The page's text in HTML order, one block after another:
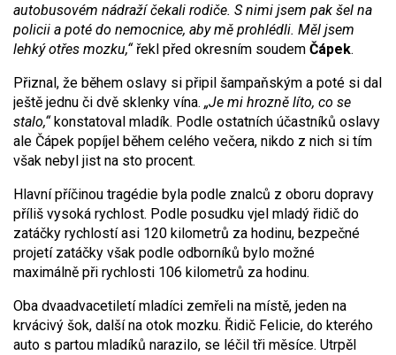
autobusovém nádraží čekali rodiče. S nimi jsem pak šel na
policii a poté do nemocnice, aby mě prohlédli. Měl jsem
lehký otřes mozku,“řekl před okresním soudem Čápek.
Přiznal, že během oslavy si připil šampaňským a poté si dal
ještě jednu či dvě sklenky vína. „Je mi hrozně líto, co se
stalo,“konstatoval mladík. Podle ostatních účastníků oslavy
ale Čápek popíjel během celého večera, nikdo z nich si tím
však nebyl jist na sto procent.
Hlavní příčinou tragédie byla podle znalců z oboru dopravy
příliš vysoká rychlost. Podle posudku vjel mladý řidič do
zatáčky rychlostí asi 120 kilometrů za hodinu, bezpečné
projetí zatáčky však podle odborníků bylo možné
maximálně při rychlosti 106 kilometrů za hodinu.
Oba dvaadvacetiletí mladíci zemřeli na místě, jeden na
krvácivý šok, další na otok mozku. Řidič Felicie, do kterého
auto s partou mladíků narazilo, se léčil tři měsíce. Utrpěl